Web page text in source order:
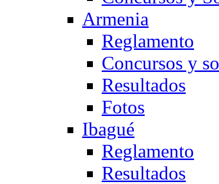
Armenia
Reglamento
Concursos y
Resultados
Fotos
Ibagué
Reglamento
Resultados